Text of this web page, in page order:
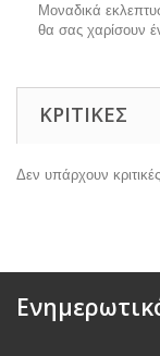
Μοναδικά
θα σας χαρίσουν
ΚΡΙΤΙΚΈΣ
Δεν υπάρχουν